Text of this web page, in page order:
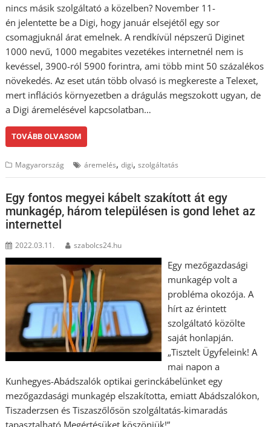
nincs másik szolgáltató a közelben? November 11-
én jelentette be a Digi, hogy január elsejétől egy sor
csomagjuknál árat emelnek. A rendkívül népszerű Diginet
1000 nevű, 1000 megabites vezetékes internetnél nem is
kevéssel, 3900-ról 5900 forintra, ami több mint 50 százalékos
növekedés. Az eset után több olvasó is megkereste a Telexet,
mert inflációs környezetben a drágulás megszokott ugyan, de
a Digi áremelésével kapcsolatban…
TOVÁBB OLVASOM
Magyarország áremelés,digi,szolgáltatás
Egy fontos megyei kábelt szakított át egy
munkagép, három településen is gond lehet az
internettel
2022.03.11. szabolcs24.hu
Egy mezőgazdasági
munkagép volt a
probléma okozója. A
hírt az érintett
szolgáltató közölte
saját honlapján.
„Tisztelt Ügyfeleink! A
mai napon a
Kunhegyes-Abádszalók optikai gerinckábelünket egy
mezőgazdasági munkagép elszakította, emiatt Abádszalókon,
Tiszaderzsen és Tiszaszőlősön szolgáltatás-kimaradás
tapasztalható.Megértésüket köszönjük!”